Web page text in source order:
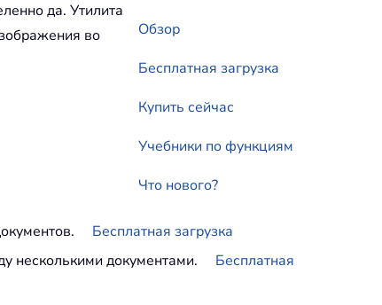
Обзор
Бесплатная загрузка
Купить сейчас
Учебники по функциям
Что нового?
да. Утилита
во
Бесплатная загрузка
несколькими документами.
Бесплатная